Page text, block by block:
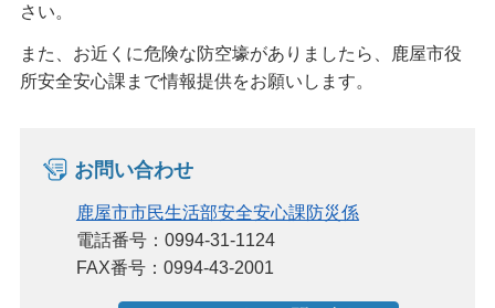
さい。
また、お近くに危険な防空壕がありましたら、鹿屋市役
所安全安心課まで情報提供をお願いします。
お問い合わせ
鹿屋市市民生活部安全安心課防災係
電話番号：0994-31-1124
FAX番号：0994-43-2001